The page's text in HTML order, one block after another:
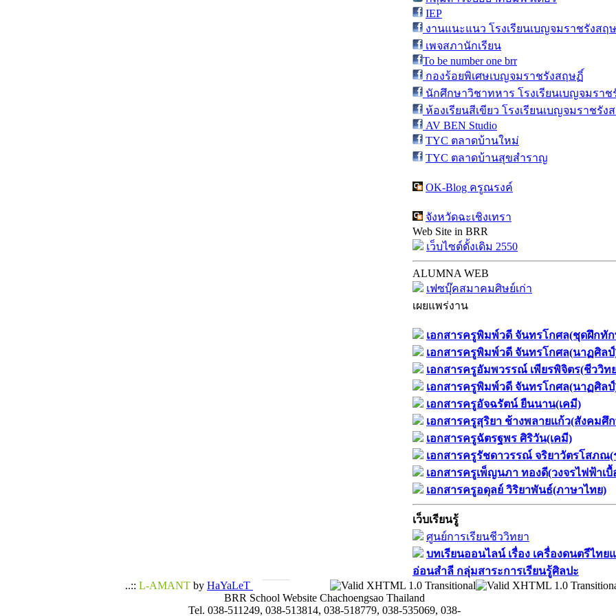
IEP
งานแนะแนว โรงเรียนเบญจมราชรังสฤ
เพจสภานักเรียน
To be number one brr
กองร้อยพิเศษเบญจมราชรังสฤษฏิ์
นักศึกษาวิชาทหาร โรงเรียนเบญจมราช
ห้องเรียนสีเขียว โรงเรียนเบญจมราชรัง
AV BEN Studio
TYC ตลาดบ้านใหม่
TYC ตลาดบ้านสุขสำราญ
OK-Blog ครูณรงค์
จังหวัดฉะเชิงเทรา
Web Site in BRR
เว็บไซต์ดั้งเดิม 2550
ALUMNA WEB
เฟซบุ๊คสมาคมศิษย์เก่า
เผยแพร่งาน
เอกสารครูพิมพ์วดี จันทรโกศล(ชุดฝึกทั
เอกสารครูพิมพ์วดี จันทรโกศล(นาฏศิลป์
เอกสารครูอัมพวรรณ์ เพียรพิจิตร(ชีววิท
เอกสารครูพิมพ์วดี จันทรโกศล(นาฏศิลป์
เอกสารครูอัจฉรัตน์ ยืนนาน(เคมี)
เอกสารครูสุริยา ช้างพลายแก้ว(สังคมศึ
เอกสารครูฉัตรฐพร ศิริวัน(เคมี)
เอกสารครูรัชดาวรรณ์ จริยาวัตรโสภณ(
เอกสารครูเพ็ญนภา ทองดี(วงจรไฟฟ้าเบื้
เอกสารครูอดุลย์ วิริยาพันธ์(ภาษาไทย)
เว็บเรียนรู้
ศูนย์การเรียนชีววิทยา
บทเรียนออนไลน์​ เรื่อง​ เครื่องดนตรีไ
อ่อนสำลี​ กลุ่มสาระการเรียนรู้ศิลปะ
..:: L-AMANT by HaYaLeT
BRR School Website Chachoengsao Thailand
Tel. 038-511249, 038-513814, 038-518779, 038-535069, 038-